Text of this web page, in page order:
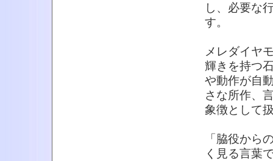
し、必要な
す。
メレダイヤ
輝きを持つ
や動作が自
さな所作、
象徴として
「脇役から
く見る言葉